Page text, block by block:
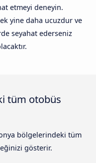
etmeyi deneyin.
yine daha ucuzdur ve
seyahat ederseniz
tüm otobüs
bölgelerindeki tüm
gösterir.